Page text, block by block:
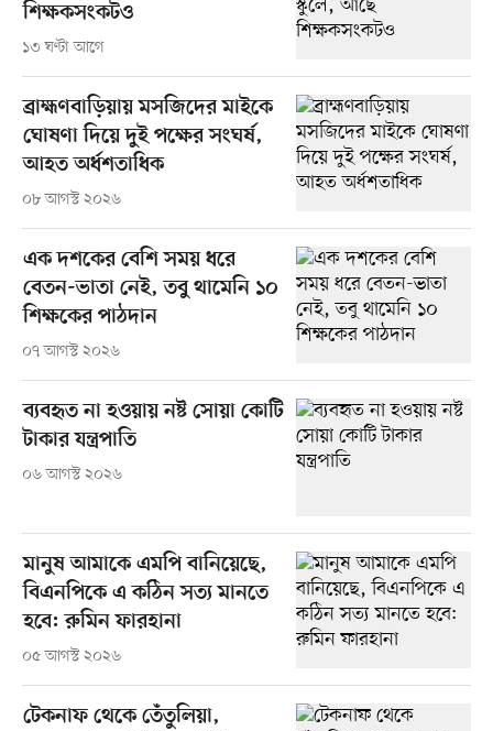
শিক্ষকসংকটও
১৩ ঘণ্টা আগে
ব্রাহ্মণবাড়িয়ায় মসজিদের মাইকে
ঘোষণা দিয়ে দুই পক্ষের সংঘর্ষ,
আহত অর্ধশতাধিক
০৮ আগস্ট ২০২৬
এক দশকের বেশি সময় ধরে
বেতন-ভাতা নেই, তবু থামেনি ১০
শিক্ষকের পাঠদান
০৭ আগস্ট ২০২৬
ব্যবহৃত না হওয়ায় নষ্ট সোয়া কোটি
টাকার যন্ত্রপাতি
০৬ আগস্ট ২০২৬
মানুষ আমাকে এমপি বানিয়েছে,
বিএনপিকে এ কঠিন সত্য মানতে
হবে: রুমিন ফারহানা
০৫ আগস্ট ২০২৬
টেকনাফ থেকে তেঁতুলিয়া,